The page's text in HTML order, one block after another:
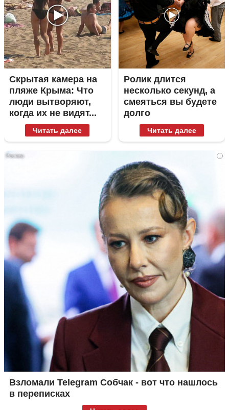
Скрытая камера на
пляже Крыма: Что
люди вытворяют,
когда их не видят...
Читать далее
Ролик длится
несколько секунд, а
смеяться вы будете
долго
Читать далее
i
Взломали Telegram Собчак - вот что нашлось
в переписках